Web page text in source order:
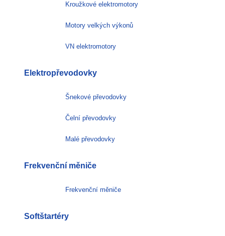
Kroužkové elektromotory
Motory velkých výkonů
VN elektromotory
Elektropřevodovky
Šnekové převodovky
Čelní převodovky
Malé převodovky
Frekvenční měniče
Frekvenční měniče
Softštartéry